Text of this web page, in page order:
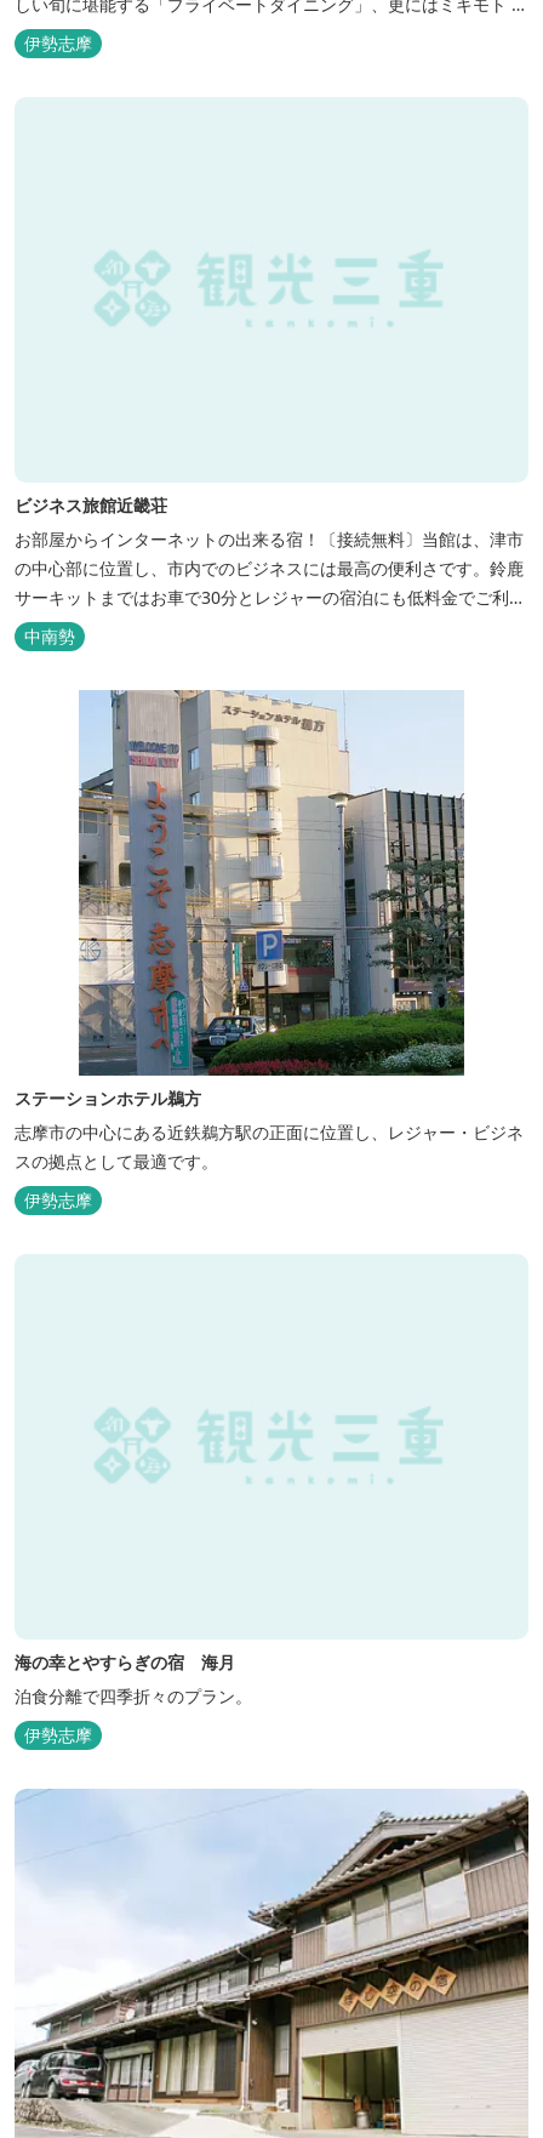
スメティックスとの提携により実現した、日本初の「パールオーロ
ラ風呂」が誕生。
伊勢志摩
ビジネス旅館近畿荘
お部屋からインターネットの出来る宿！〔接続無料〕当館は、津市
の中心部に位置し、市内でのビジネスには最高の便利さです。鈴鹿
サーキットまではお車で30分とレジャーの宿泊にも低料金でご利用
いただけます。
中南勢
ステーションホテル鵜方
志摩市の中心にある近鉄鵜方駅の正面に位置し、レジャー・ビジネ
スの拠点として最適です。
伊勢志摩
海の幸とやすらぎの宿 海月
泊食分離で四季折々のプラン。
伊勢志摩